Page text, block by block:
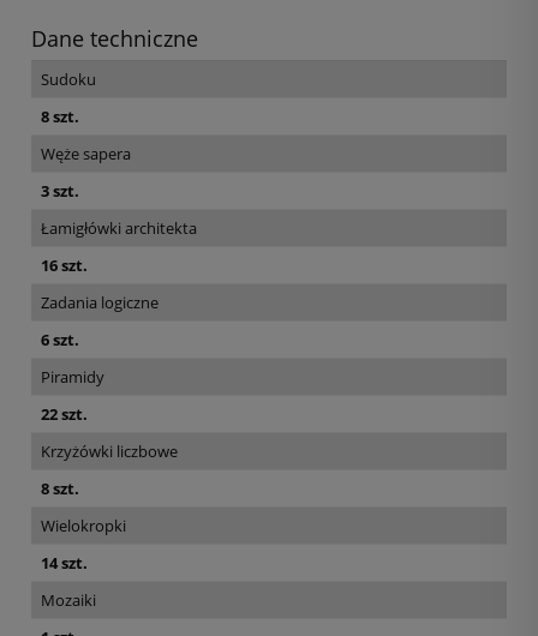
Dane techniczne
Sudoku
8 szt.
Węże sapera
3 szt.
Łamigłówki architekta
16 szt.
Zadania logiczne
6 szt.
Piramidy
22 szt.
Krzyżówki liczbowe
8 szt.
Wielokropki
14 szt.
Mozaiki